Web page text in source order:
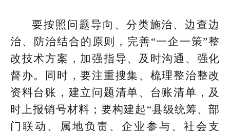
要按照问题导向、分类施治、边查边
治、防治结合的原则，完善“一企一策”整
改技术方案，加强指导、及时沟通、强化
督办。同时，要注重搜集、梳理整治整改
资料台账，建立问题清单、台账清单，及
时上报销号材料；要构建起“县级统筹、部
门联动、属地负责、企业参与、社会支